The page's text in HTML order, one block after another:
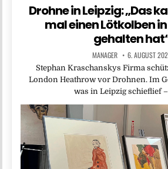
Drohne in Leipzig: „Das
mal einen Lötkolben
gehalten
MANAGER 6. AUGUST
Stephan Kraschanskys Firma
London Heathrow vor Drohnen. Im
was in Leipzig schieflief